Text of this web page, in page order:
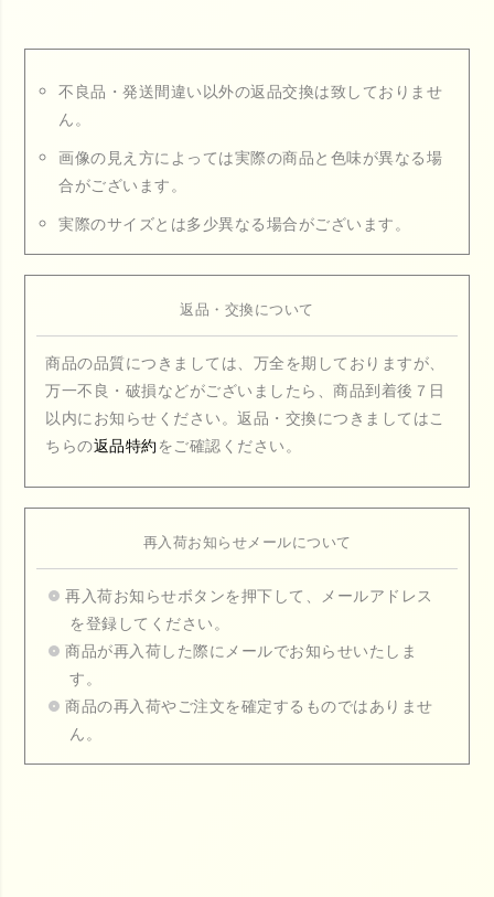
不良品・発送間違い以外の返品交換は致しておりませ
ん。
画像の見え方によっては実際の商品と色味が異なる場
合がございます。
実際のサイズとは多少異なる場合がございます。
返品・交換について
商品の品質につきましては、万全を期しておりますが、
万一不良・破損などがございましたら、商品到着後７日
以内にお知らせください。返品・交換につきましてはこ
ちらの返品特約 をご確認ください。
再入荷お知らせメールについて
再入荷お知らせボタンを押下して、メールアドレス
を登録してください。
商品が再入荷した際にメールでお知らせいたしま
す。
商品の再入荷やご注文を確定するものではありませ
ん。